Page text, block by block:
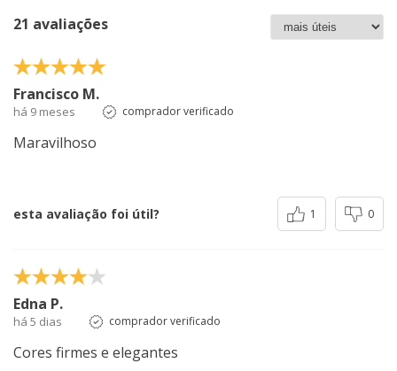
21 avaliações
Francisco M.
há 9 meses comprador verificado
Maravilhoso
esta avaliação foi útil? 1 0
Edna P.
há 5 dias comprador verificado
Cores firmes e elegantes